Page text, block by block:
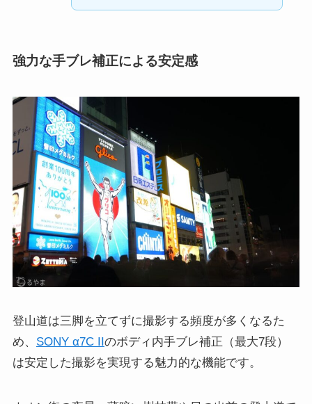
強力な手ブレ補正による安定感
登山道は三脚を立てずに撮影する頻度が多くなるた
め、 SONY α7C II のボディ内手ブレ補正（最大7段）
は安定した撮影を実現する魅力的な機能です。